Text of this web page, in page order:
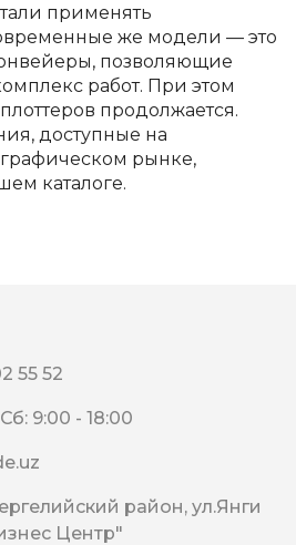
применять
же модели — это
позволяющие
работ. При этом
продолжается.
доступные на
рынке,
каталоге.
55 52
9:00 - 18:00
район, ул.Янги
Центр"